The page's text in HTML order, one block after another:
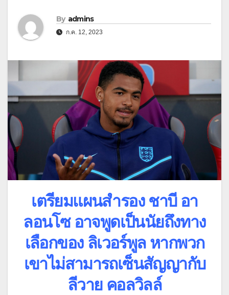
By admins
ก.ค. 12, 2023
เตรียมแผนสำรอง ชาบี อา
ลอนโซ อาจพูดเป็นนัยถึงทาง
เลือกของ ลิเวอร์พูล หากพวก
เขาไม่สามารถเซ็นสัญญากับ
ลีวาย คอลวิลล์